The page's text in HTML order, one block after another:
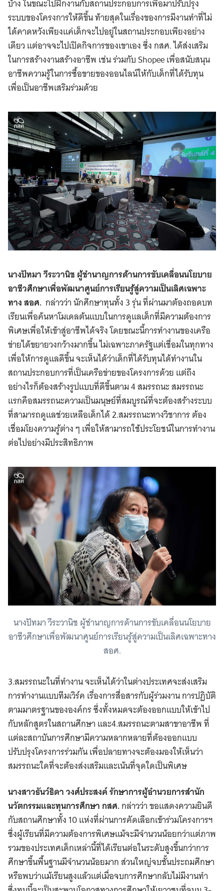
บ้าง ในขณะไปฝึกงานกับสถานประกอบการเพื่อมาปรับปรุง
ระบบของโครงการให้ดีขึ้น ท้ายสุดในเรื่องของการมีงานทำที่ไม่
ได้คาดหวังเพียงแค่เด็กจะไปอยู่ในสถานประกอบเพียงอย่าง
เดียว แต่อาจจะไปเปิดกิจการของเขาเอง ซึ่ง กสศ. ได้ส่งเสริม
ในการสร้างงานสร้างอาชีพ เช่น ร่วมกับ Shopee เพื่อสนับสนุน
อาชีพความรู้ในการซื้อขายของออนไลน์ให้กับเด็กที่ได้รับทุน
เพื่อเป็นอาชีพเสริมร่วมด้วย
นางปัทมา วีระวานิช ผู้ชํานาญการด้านการขับเคลื่อนนโยบาย
อาชีวศึกษาเพื่อพัฒนาศูนย์การเรียนรู้สู่ความเป็นเลิศเฉพาะ
ทาง สอศ. กล่าวว่า นักศึกษาทุนทั้ง 3 รุ่น ที่ผ่านมาต้องถอดบท
เรียนเพื่อค้นหาโมเดลต้นแบบในการดูแลเด็กที่มีความต้องการ
พิเศษเพื่อให้เข้าสู่อาชีพได้จริง โดยขณะนี้การทำงานของเครือ
ข่ายได้ขยายวงกว้างมากขึ้น ไม่เฉพาะภาครัฐแต่เชื่อมในทุกทาง
เพื่อให้การดูแลดีขึ้น จะเห็นได้ว่าเด็กที่ได้รับทุนได้ทำงานใน
สถานประกอบการที่เป็นเครือข่ายของโครงการด้วย แต่ถึง
อย่างไรก็ต้องสร้างรูปแบบที่ดีขึ้นตาม 4 สมรรถนะ สมรรถนะ
แรกคือสมรรถนะความเป็นมนุษย์ที่สมบูรณ์ที่จะต้องสร้างระบบ
ที่สามารถดูแลช่วยเหลือเด็กได้ 2.สมรรถนะทางวิชาการ ต้อง
เชื่อมโยงความรู้ต่าง ๆ เพื่อให้สามารถใช้ประโยชน์ในการทำงาน
ต่อไปอย่างมีประสิทธิภาพ
นางปัทมา วีระวานิช ผู้ชํานาญการด้านการขับเคลื่อนนโยบาย
อาชีวศึกษาเพื่อพัฒนาศูนย์การเรียนรู้สู่ความเป็นเลิศเฉพาะทาง
สอศ.
3.สมรรถนะในที่ทำงาน จะเห็นได้ว่าในต่างประเทศจะส่งเสริม
การทำงานแบบทีมเวิร์ค เรื่องการสื่อสารกับผู้ร่วมงาน การปฏิบัติ
ตามมาตรฐานขององค์กร ซึ่งทั้งหมดจะต้องออกแบบให้เข้าไป
กับหลักสูตรในสถานศึกษา และ4.สมรรถนะตามสาขาอาชีพ ที่
แต่ละสถาบันการศึกษามีความหลากหลายที่ต้องออกแบบ
ปรับปรุงโครงการร่วมกัน เพื่อปลายทางจะต้องมองให้เห็นว่า
สมรรถนะใดที่จะต้องส่งเสริมและเน้นที่จุดใดเป็นพิเศษ
นางสาวธันว์ธิดา วงศ์ประสงค์ รักษาการผู้อํานวยการสํานัก
นวัตกรรมและทุนการศึกษา กสศ.กล่าวว่า ขอแสดงความยินดี
กับสถานศึกษาทั้ง 10 แห่งที่ผ่านการคัดเลือกเข้าร่วมโครงการฯ
ซึ่งผู้เรียนที่มีความต้องการพิเศษแม้จะมีจำนวนน้อยกว่าแต่ภาพ
รวมของประเทศเด็กเหล่านี้ที่ได้เรียนต่อในระดับสูงขึ้นกว่าการ
ศึกษาขึ้นพื้นฐานมีจำนวนน้อยมาก ส่วนใหญ่จบชั้นประถมศึกษา
หรือพบว่าแม้เรียนสูงแล้วแต่เมื่อจบการศึกษากลับไม่มีงานทำ